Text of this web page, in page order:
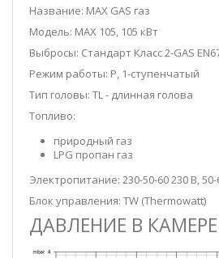
Название: MAX GAS газ
Модель: MAX 105, 105 кВт
Выбросы: Стандарт Класс 2-GAS
Режим работы: P, 1-ступенчатый
Тип головы: TL - длинная голова
Топливо:
природный газ
LPG пропан газ
Электропитание: 230-50-60 230 В, 50-
Блок управления: TW (Thermowatt)
ДАВЛЕНИЕ В